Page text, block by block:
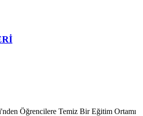
Öğrencilere Temiz Bir Eğitim Ortamı